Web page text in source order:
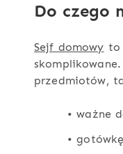
Do czego
Sejf domowy to
przedmiotów,
• ważne
•